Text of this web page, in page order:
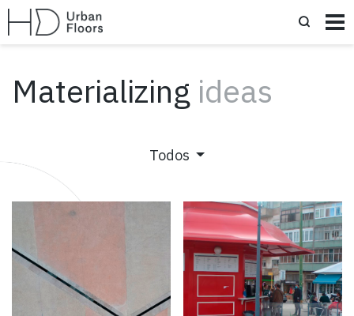
Materializingideas
Todos